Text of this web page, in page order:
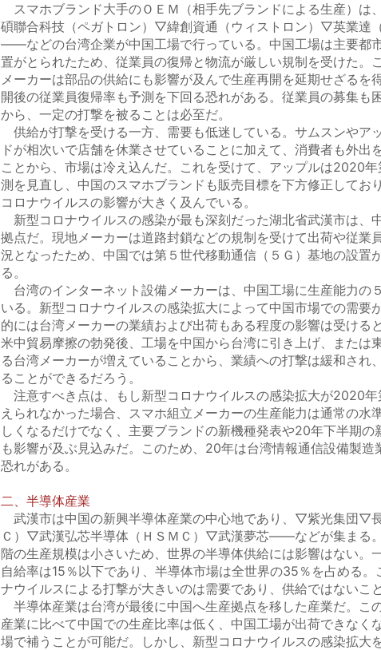
スマホブランド大手のＯＥＭ（相手先ブランドによる生産）
碩聯合科技（ペガトロン）▽緯創資通（ウィストロン）▽英業達（
――などの台湾企業が中国工場で行っている。中国工場は主要都
置がとられたため、従業員の復帰と物流が厳しい規制を受けた。
メーカーは部品の供給にも影響が及んで生産再開を延期せざるを
開後の従業員復帰率も予測を下回る恐れがある。従業員の募集も
から、一定の打撃を被ることは必至だ。
供給が打撃を受ける一方、需要も低迷している。サムスンやア
ドが相次いで店舗を休業させていることに加えて、消費者も外出
ことから、市場は冷え込んだ。これを受けて、アップルは2020
測を見直し、中国のスマホブランドも販売目標を下方修正してお
コロナウイルスの影響が大きく及んでいる。
新型コロナウイルスの感染が最も深刻だった湖北省武漢市は、
拠点だ。現地メーカーは道路封鎖などの規制を受けて出荷や従業
況となったため、中国では第５世代移動通信（５Ｇ）基地の設置
る。
台湾のインターネット設備メーカーは、中国工場に生産能力の
いる。新型コロナウイルスの感染拡大によって中国市場での需要
的には台湾メーカーの業績および出荷もある程度の影響は受ける
米中貿易摩擦の勃発後、工場を中国から台湾に引き上げ、または
る台湾メーカーが増えていることから、業績への打撃は緩和され
ることができるだろう。
注意すべき点は、もし新型コロナウイルスの感染拡大が2020年
えられなかった場合、スマホ組立メーカーの生産能力は通常の水
しくなるだけでなく、主要ブランドの新機種発表や20年下半期の
も影響が及ぶ見込みだ。このため、20年は台湾情報通信設備製造
恐れがある。
二、半導体産業
武漢市は中国の新興半導体産業の中心地であり、▽紫光集団▽
Ｃ）▽武漢弘芯半導体（ＨＳＭＣ）▽武漢夢芯――などが集まる
階の生産規模は小さいため、世界の半導体供給には影響はない。
自給率は15％以下であり、半導体市場は全世界の35％を占める。
ナウイルスによる打撃が大きいのは需要であり、供給ではないこ
半導体産業は台湾が最後に中国へ生産拠点を移した産業だ。こ
産業に比べて中国での生産比率は低く、中国工場が出荷できなく
場で補うことが可能だ。しかし、新型コロナウイルスの感染拡大